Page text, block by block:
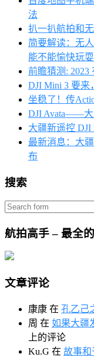
法
扒一扒航拍和
简要解读：无
能不能愉快玩
前瞻猜测: 2023
DJI Mini 3 要来
坐稳了！传
DJI Avata——大
大疆新遥控 DJI
最新消息：大
布
搜索
航拍高手 – 最全
文章评论
康康 在 孔乙己
周 在 如果大疆
上的评论
Ku.G 在 故事和